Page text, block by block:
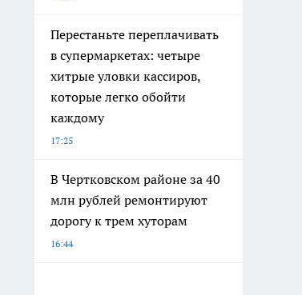
Перестаньте переплачивать
в супермаркетах: четыре
хитрые уловки кассиров,
которые легко обойти
каждому
17:25
В Чертковском районе за 40
млн рублей ремонтируют
дорогу к трем хуторам
16:44